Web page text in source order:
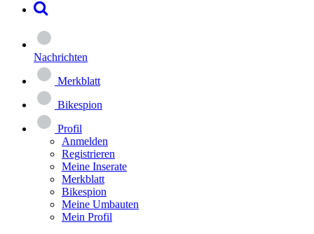
Nachrichten
Merkblatt
Bikespion
Profil
Anmelden
Registrieren
Meine Inserate
Merkblatt
Bikespion
Meine Umbauten
Mein Profil